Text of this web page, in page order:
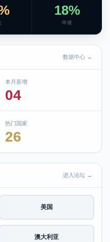
18%
申请
数据中心 →
本月新增
04
热门国家
26
进入论坛 →
美国
澳大利亚